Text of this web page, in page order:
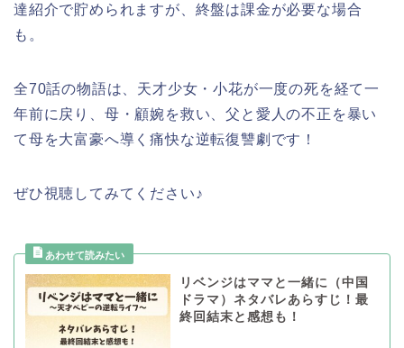
達紹介で貯められますが、終盤は課金が必要な場合
も。
全70話の物語は、天才少女・小花が一度の死を経て一
年前に戻り、母・顧婉を救い、父と愛人の不正を暴い
て母を大富豪へ導く痛快な逆転復讐劇です！
ぜひ視聴してみてください♪
リベンジはママと一緒に（中国
ドラマ）ネタバレあらすじ！最
終回結末と感想も！